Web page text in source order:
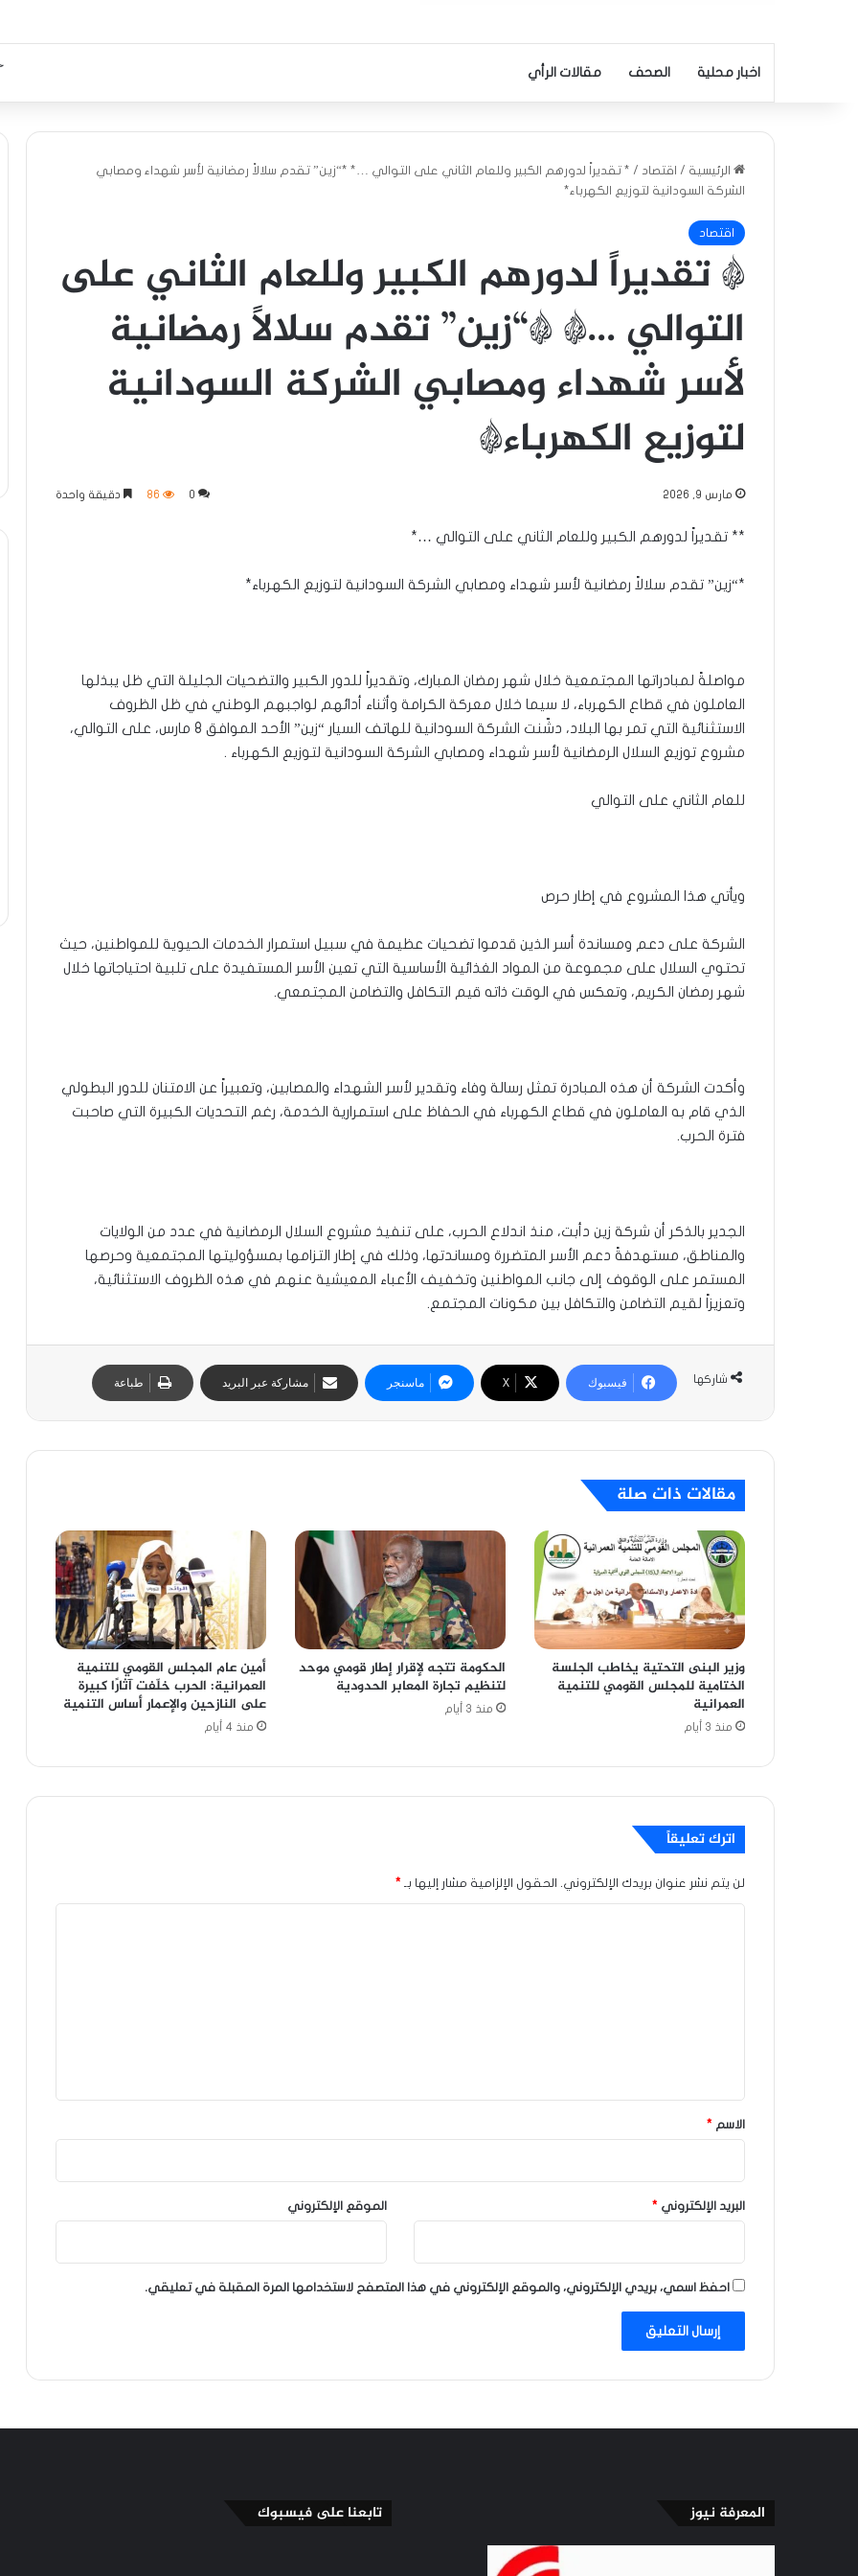
اخبار محلية الصحف مقالات الرأي
الرئيسية / اقتصاد / * تقديراً لدورهم الكبير وللعام الثاني على التوالي …* *“زين” تقدم سلالاً رمضانية لأسر شهداء ومصابي
الشركة السودانية لتوزيع الكهرباء*
اقتصاد
* تقديراً لدورهم الكبير وللعام الثاني على
التوالي …* *“زين” تقدم سلالاً رمضانية
لأسر شهداء ومصابي الشركة السودانية
لتوزيع الكهرباء*
مارس 9, 2026 0
86 دقيقة واحدة
** تقديراً لدورهم الكبير وللعام الثاني على التوالي …*
*“زين” تقدم سلالاً رمضانية لأسر شهداء ومصابي الشركة السودانية لتوزيع الكهرباء*
مواصلةً لمبادراتها المجتمعية خلال شهر رمضان المبارك، وتقديراً للدور الكبير والتضحيات الجليلة التي ظل يبذلها
العاملون في قطاع الكهرباء، لا سيما خلال معركة الكرامة وأثناء أدائهم لواجبهم الوطني في ظل الظروف
الاستثنائية التي تمر بها البلاد، دشّنت الشركة السودانية للهاتف السيار “زين” الأحد الموافق 8 مارس، على التوالي،
مشروع توزيع السلال الرمضانية لأسر شهداء ومصابي الشركة السودانية لتوزيع الكهرباء .
للعام الثاني على التوالي
ويأتي هذا المشروع في إطار حرص
الشركة على دعم ومساندة أسر الذين قدموا تضحيات عظيمة في سبيل استمرار الخدمات الحيوية للمواطنين، حيث
تحتوي السلال على مجموعة من المواد الغذائية الأساسية التي تعين الأسر المستفيدة على تلبية احتياجاتها خلال
شهر رمضان الكريم، وتعكس في الوقت ذاته قيم التكافل والتضامن المجتمعي.
وأكدت الشركة أن هذه المبادرة تمثل رسالة وفاء وتقدير لأسر الشهداء والمصابين، وتعبيراً عن الامتنان للدور البطولي
الذي قام به العاملون في قطاع الكهرباء في الحفاظ على استمرارية الخدمة، رغم التحديات الكبيرة التي صاحبت
فترة الحرب.
الجدير بالذكر أن شركة زين دأبت، منذ اندلاع الحرب، على تنفيذ مشروع السلال الرمضانية في عدد من الولايات
والمناطق، مستهدفةً دعم الأسر المتضررة ومساندتها، وذلك في إطار التزامها بمسؤوليتها المجتمعية وحرصها
المستمر على الوقوف إلى جانب المواطنين وتخفيف الأعباء المعيشية عنهم في هذه الظروف الاستثنائية،
وتعزيزاً لقيم التضامن والتكافل بين مكونات المجتمع.
شاركها فيسبوك ‫X ماسنجر مشاركة عبر البريد طباعة
مقالات ذات صلة
وزير البنى التحتية يخاطب الجلسة
الختامية للمجلس القومي للتنمية
العمرانية
منذ 3 أيام
الحكومة تتجه لإقرار إطار قومي موحد
لتنظيم تجارة المعابر الحدودية
منذ 3 أيام
أمين عام المجلس القومي للتنمية
العمرانية: الحرب خلّفت آثارًا كبيرة
على النازحين والإعمار أساس التنمية
منذ 4 أيام
اترك تعليقاً
لن يتم نشر عنوان بريدك الإلكتروني. الحقول الإلزامية مشار إليها بـ *
*الاسم *
البريد الإلكتروني * الموقع الإلكتروني
احفظ اسمي، بريدي الإلكتروني، والموقع الإلكتروني في هذا المتصفح لاستخدامها المرة المقبلة في تعليقي.
المعرفة نيوز تابعنا على فيسبوك